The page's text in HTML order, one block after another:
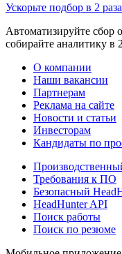
Ускорьте подбор в 2
Автоматизируйте сбор
собирайте аналитику в
О компании
Наши вакансии
Партнерам
Реклама на сайте
Новости и статьи
Инвесторам
Кандидаты по
Требования к ПО
Безопасный
HeadHunter API
Поиск работы
Поиск по резюме